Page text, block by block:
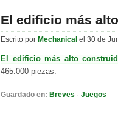
El edificio más
Escrito por Mechanical el 30 de
El edificio más alto
465.000 piezas.
Guardado en: Breves · Juegos